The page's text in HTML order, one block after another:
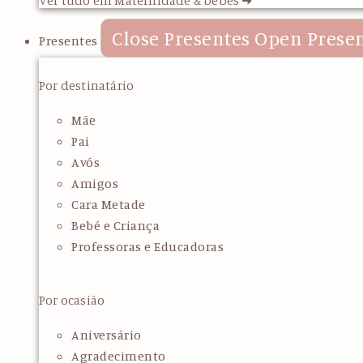
Presentes Close Presentes Open
Por destinatário
Mãe
Pai
Avós
Amigos
Cara Metade
Bebé e Criança
Professoras e Educadoras
Por ocasião
Aniversário
Agradecimento